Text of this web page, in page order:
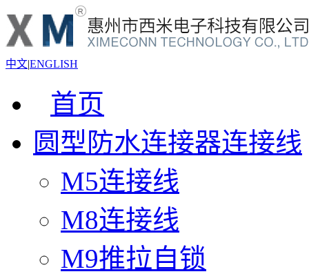
中文|ENGLISH
首页
圆型防水连接器连接线
M5连接线
M8连接线
M9推拉自锁